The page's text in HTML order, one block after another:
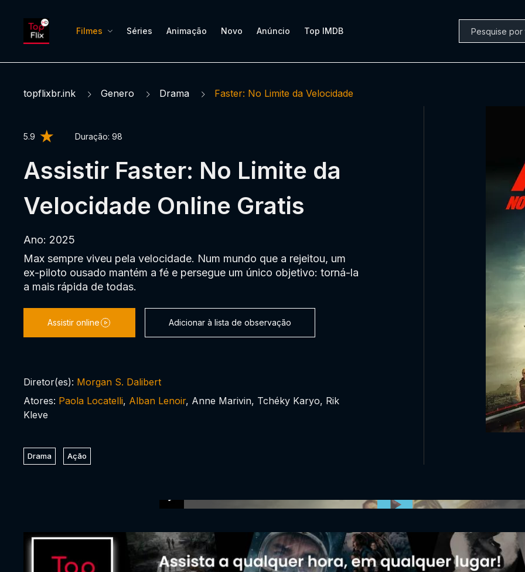
Filmes Séries Animação Novo Anúncio Top IMDB
topflixbr.ink Genero Drama Faster: No Limite da Velocidade
5.9 Duração: 98
Assistir Faster: No Limite da
Velocidade Online Gratis
Ano: 2025
Max sempre viveu pela velocidade. Num mundo que a rejeitou, um
ex-piloto ousado mantém a fé e persegue um único objetivo: torná-la
a mais rápida de todas.
Assistir online Adicionar à lista de observação
Diretor(es): Morgan S. Dalibert
Atores: Paola Locatelli, Alban Lenoir, Anne Marivin, Tchéky Karyo, Rik
Kleve
Drama Ação